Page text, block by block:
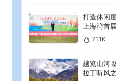
打造休闲
上海湾首
2023年海
71.1K
越览山河 纵
拉丁听风